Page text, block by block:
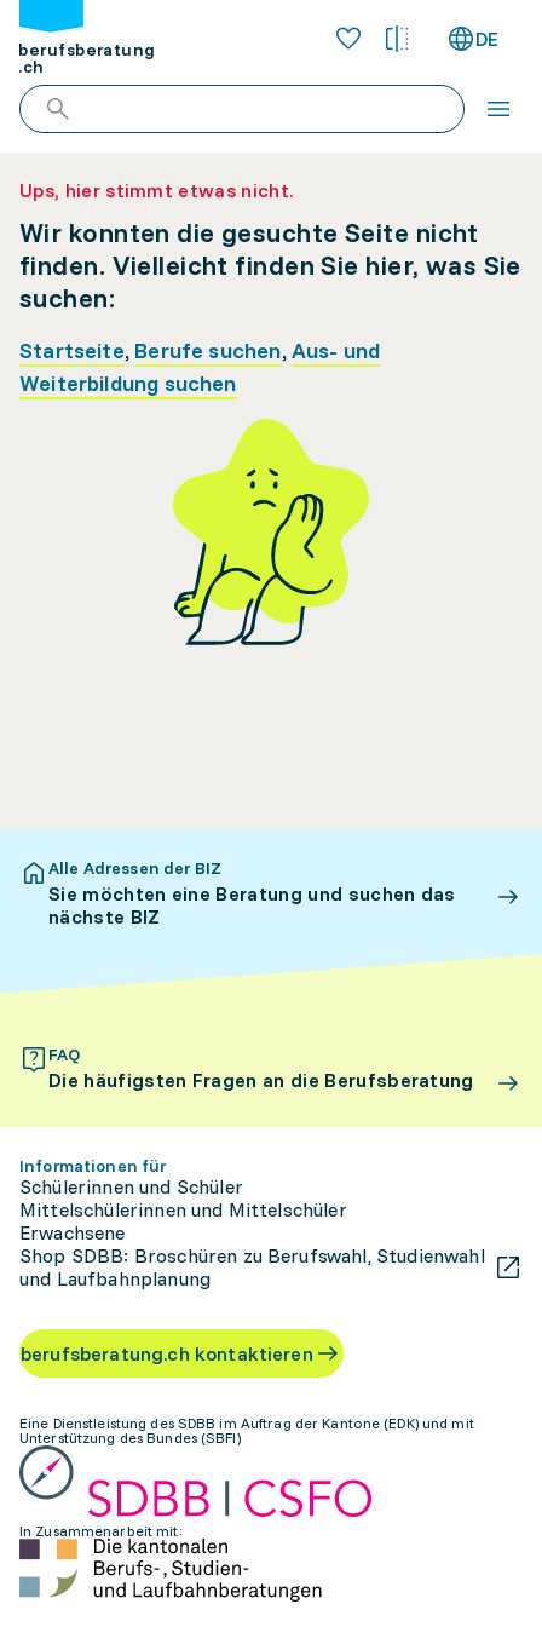
berufsberatung
.ch
DE
Ups, hier stimmt etwas nicht.
Wir konnten die gesuchte Seite nicht
finden. Vielleicht finden Sie hier, was Sie
suchen:
Startseite, Berufe suchen,Aus- und
Weiterbildung suchen
Alle Adressen der BIZ
Sie möchten eine Beratung und suchen das
nächste BIZ
FAQ
Die häufigsten Fragen an die Berufsberatung
Informationen für
Schülerinnen und Schüler
Mittelschülerinnen und Mittelschüler
Erwachsene
Shop SDBB: Broschüren zu Berufswahl, Studienwahl
und Laufbahnplanung
berufsberatung.ch kontaktieren
Eine Dienstleistung des SDBB im Auftrag der Kantone (EDK) und mit
Unterstützung des Bundes (SBFI)
In Zusammenarbeit mit: